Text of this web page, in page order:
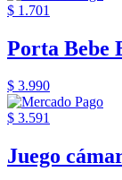
$ 1.701
Porta Bebe
$ 3.990
$ 3.591
Juego